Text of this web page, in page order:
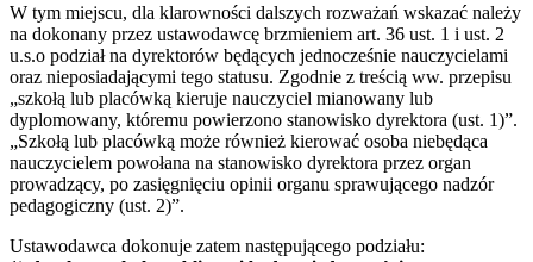
W tym miejscu, dla klarowności dalszych rozważań wskazać należy
na dokonany przez ustawodawcę brzmieniem art. 36 ust. 1 i ust. 2
u.s.o podział na dyrektorów będących jednocześnie nauczycielami
oraz nieposiadającymi tego statusu. Zgodnie z treścią ww. przepisu
„szkołą lub placówką kieruje nauczyciel mianowany lub
dyplomowany, któremu powierzono stanowisko dyrektora (ust. 1)”.
„Szkołą lub placówką może również kierować osoba niebędąca
nauczycielem powołana na stanowisko dyrektora przez organ
prowadzący, po zasięgnięciu opinii organu sprawującego nadzór
pedagogiczny (ust. 2)”.
Ustawodawca dokonuje zatem następującego podziału: